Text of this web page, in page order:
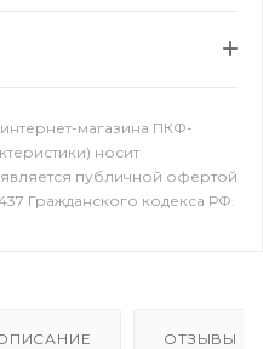
магазина ПКФ-
носит
публичной офертой
Гражданского кодекса РФ.
ОТЗЫВЫ